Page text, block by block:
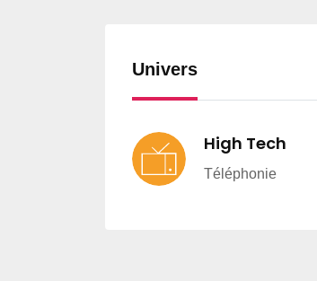
Univers
High Tech
Téléphonie